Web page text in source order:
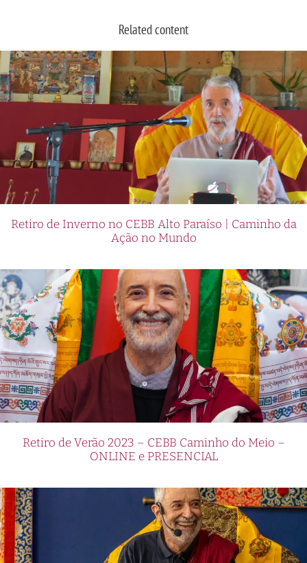
Related content
Retiro de Inverno no CEBB Alto Paraíso | Caminho da
Ação no Mundo
Retiro de Verão 2023 – CEBB Caminho do Meio –
ONLINE e PRESENCIAL